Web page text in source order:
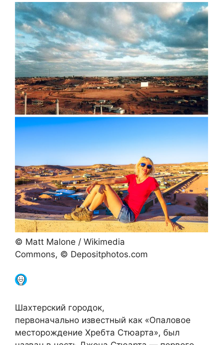
© Matt Malone / Wikimedia
Commons, © Depositphotos.com
Шахтерский городок,
первоначально известный как «Опаловое
месторождение Хребта Стюарта», был